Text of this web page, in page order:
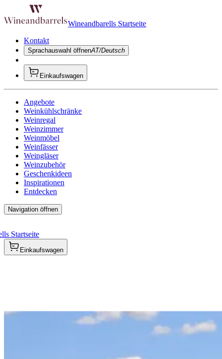
Wineandbarells Startseite
Kontakt
Sprachauswahl öffnenAT/Deutsch
Einkaufswagen
Angebote
Weinkühlschränke
Weinregal
Weinzimmer
Weinmöbel
Weinfässer
Weingläser
Weinzubehör
Geschenkideen
Inspirationen
Entdecken
Navigation öffnen
Startseite
Einkaufswagen